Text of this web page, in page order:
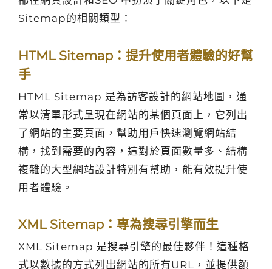
Sitemap的相關類型：
HTML Sitemap：提升使用者體驗的好幫
手
HTML Sitemap 是為訪客設計的網站地圖，通
常以清單形式呈現在網站的某個頁面上，它列出
了網站的主要頁面，幫助用戶快速瀏覽網站結
構，找到需要的內容，這對於頁面數量多、結構
複雜的大型網站設計特別有幫助，能有效提升使
用者體驗。
XML Sitemap：專為搜尋引擎而生
XML Sitemap 是搜尋引擎的最佳夥伴！這種格
式以數據的方式列出網站的所有URL，並提供額